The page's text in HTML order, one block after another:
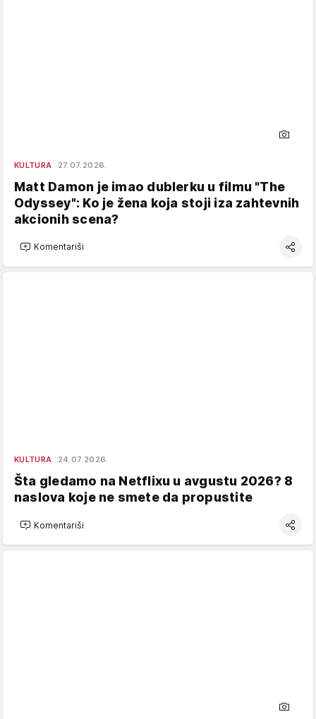
KULTURA 27.07.2026.
Matt Damon je imao dublerku u filmu "The
Odyssey": Ko je žena koja stoji iza zahtevnih
akcionih scena?
Komentariši
KULTURA 24.07.2026.
Šta gledamo na Netflixu u avgustu 2026? 8
naslova koje ne smete da propustite
Komentariši